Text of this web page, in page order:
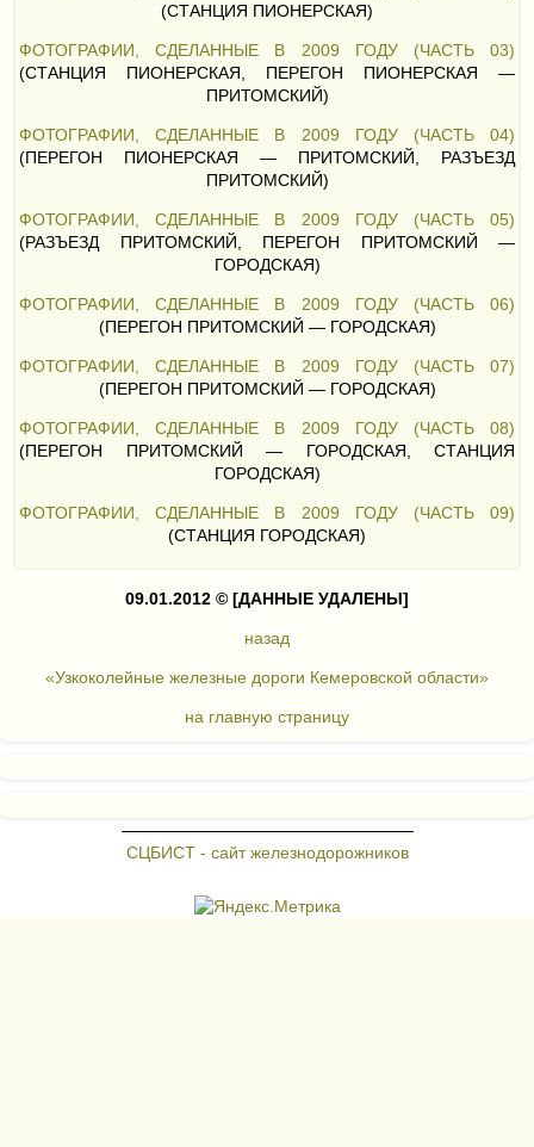
(СТАНЦИЯ ПИОНЕРСКАЯ)
ФОТОГРАФИИ, СДЕЛАННЫЕ В 2009 ГОДУ (ЧАСТЬ 03)
(СТАНЦИЯ ПИОНЕРСКАЯ, ПЕРЕГОН ПИОНЕРСКАЯ —
ПРИТОМСКИЙ)
ФОТОГРАФИИ, СДЕЛАННЫЕ В 2009 ГОДУ (ЧАСТЬ 04)
(ПЕРЕГОН ПИОНЕРСКАЯ — ПРИТОМСКИЙ, РАЗЪЕЗД
ПРИТОМСКИЙ)
ФОТОГРАФИИ, СДЕЛАННЫЕ В 2009 ГОДУ (ЧАСТЬ 05)
(РАЗЪЕЗД ПРИТОМСКИЙ, ПЕРЕГОН ПРИТОМСКИЙ —
ГОРОДСКАЯ)
ФОТОГРАФИИ, СДЕЛАННЫЕ В 2009 ГОДУ (ЧАСТЬ 06)
(ПЕРЕГОН ПРИТОМСКИЙ — ГОРОДСКАЯ)
ФОТОГРАФИИ, СДЕЛАННЫЕ В 2009 ГОДУ (ЧАСТЬ 07)
(ПЕРЕГОН ПРИТОМСКИЙ — ГОРОДСКАЯ)
ФОТОГРАФИИ, СДЕЛАННЫЕ В 2009 ГОДУ (ЧАСТЬ 08)
(ПЕРЕГОН ПРИТОМСКИЙ — ГОРОДСКАЯ, СТАНЦИЯ
ГОРОДСКАЯ)
ФОТОГРАФИИ, СДЕЛАННЫЕ В 2009 ГОДУ (ЧАСТЬ 09)
(СТАНЦИЯ ГОРОДСКАЯ)
09.01.2012 © [ДАННЫЕ УДАЛЕНЫ]
назад
«Узкоколейные железные дороги Кемеровской области»
на главную страницу
СЦБИСТ - сайт железнодорожников